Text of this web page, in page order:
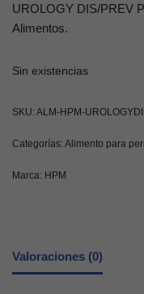
UROLOGY DIS/PREV
Alimentos.
Sin existencias
SKU: ALM-HPM-
Categorías: Alimento para
Marca: HPM
Valoraciones (0)